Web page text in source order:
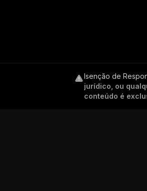
Isenção de
jurídico, ou
conteúdo é